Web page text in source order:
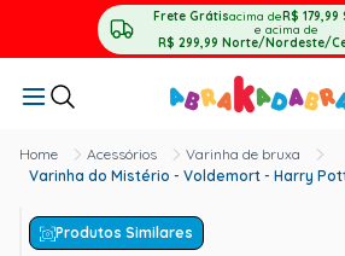
Frete Grátisacima deR$ 179,99
e acima de
R$ 299,99 Norte/Nordeste/
Acessórios
Varinha de bruxa
Varinha do Mistério - Voldemort - Harry
Produtos Similares